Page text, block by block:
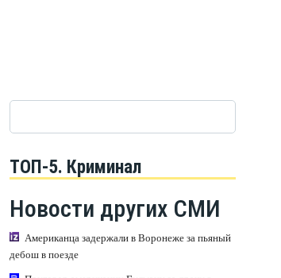
ТОП-5. Криминал
Новости других СМИ
Американца задержали в Воронеже за пьяный
дебош в поезде